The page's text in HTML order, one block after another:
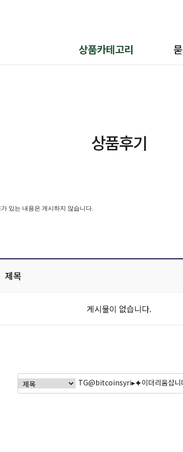
상품카테고리
상품후기
있는 내용은 게시하지 않습니다.
제목
게시물이 없습니다.